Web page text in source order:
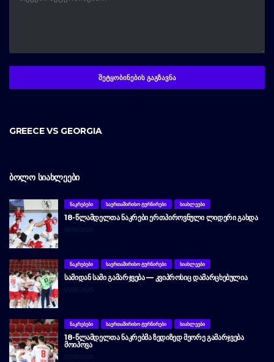
GREECE VS GEORGIA
ᲑᲝᲚᲝ ᲡᲘᲐᲮᲚᲔᲔᲑᲘ
ᲜᲐᲙᲠᲔᲑᲔᲑᲘ ᲡᲐᲔᲠᲗᲐᲨᲘᲠᲘᲡᲝ ᲢᲣᲠᲜᲘᲠᲔᲑᲘ ᲡᲘᲐᲮᲚᲔᲔᲑᲘ
18-ᲬᲚᲐᲛᲓᲔᲚᲗᲐ ᲜᲐᲙᲠᲔᲑᲘ ᲔᲠᲗᲞᲘᲠᲝᲕᲜᲣᲚᲘ ᲚᲘᲓᲔᲠᲘ ᲒᲐᲮᲓᲐ
06/08/2026
ᲜᲐᲙᲠᲔᲑᲔᲑᲘ ᲡᲐᲔᲠᲗᲐᲨᲘᲠᲘᲡᲝ ᲢᲣᲠᲜᲘᲠᲔᲑᲘ ᲡᲘᲐᲮᲚᲔᲔᲑᲘ
ᲡᲐᲛᲘᲓᲐᲜ ᲡᲐᲛᲘ ᲒᲐᲛᲐᲠᲯᲕᲔᲑᲐ — ᲙᲕᲘᲞᲠᲝᲡᲘᲪ ᲓᲐᲛᲐᲠᲪᲮᲔᲑᲣᲚᲘᲐ
05/08/2026
ᲜᲐᲙᲠᲔᲑᲔᲑᲘ ᲡᲐᲔᲠᲗᲐᲨᲘᲠᲘᲡᲝ ᲢᲣᲠᲜᲘᲠᲔᲑᲘ ᲡᲘᲐᲮᲚᲔᲔᲑᲘ
18-ᲬᲚᲐᲛᲓᲔᲚᲗᲐ ᲜᲐᲙᲠᲔᲑᲛᲐ ᲖᲔᲓᲘᲖᲔᲓ ᲛᲔᲝᲠᲔ ᲒᲐᲛᲐᲠᲯᲕᲔᲑᲐ
ᲛᲝᲘᲞᲝᲕᲐ
03/08/2026